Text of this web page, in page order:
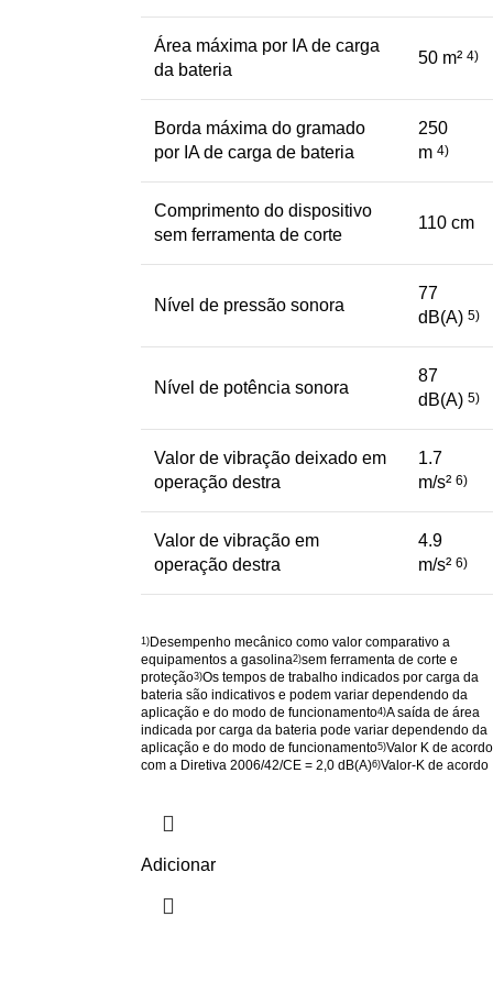
Área máxima por IA de carga
da bateria
50 m² 4)
Borda máxima do gramado
por IA de carga de bateria
250
m 4)
Comprimento do dispositivo
sem ferramenta de corte
110 cm
Nível de pressão sonora
77
dB(A) 5)
Nível de potência sonora
87
dB(A) 5)
Valor de vibração deixado em
operação destra
1.7
m/s² 6)
Valor de vibração em
operação destra
4.9
m/s² 6)
1)Desempenho mecânico como valor comparativo a
equipamentos a gasolina2)sem ferramenta de corte e
proteção3)Os tempos de trabalho indicados por carga da
bateria são indicativos e podem variar dependendo da
aplicação e do modo de funcionamento4)A saída de área
indicada por carga da bateria pode variar dependendo da
aplicação e do modo de funcionamento5)Valor K de acordo
com a Diretiva 2006/42/CE = 2,0 dB(A)6)Valor-K de acordo
Adicionar